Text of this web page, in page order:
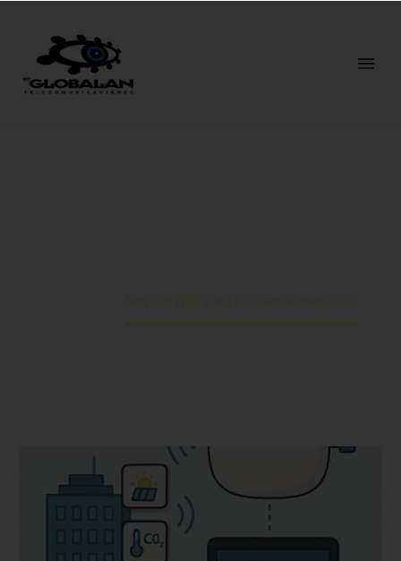
Servicio WiFi para hoteles de negocios